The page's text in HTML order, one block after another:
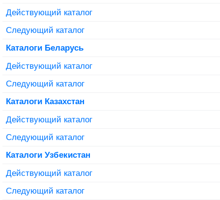
Действующий каталог
Следующий каталог
Каталоги Беларусь
Действующий каталог
Следующий каталог
Каталоги Казахстан
Действующий каталог
Следующий каталог
Каталоги Узбекистан
Действующий каталог
Следующий каталог